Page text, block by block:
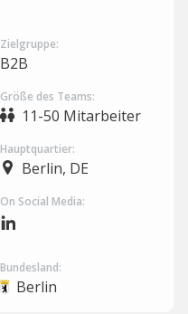
Zielgruppe:
B2B
Größe des Teams:
11-50 Mitarbeiter
Hauptquartier:
Berlin, DE
On Social Media:
Bundesland:
Berlin